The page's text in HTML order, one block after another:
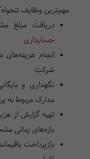
مهم‌ترین وظایف
دریافت مبلغ
حسابداری
انجام
شرکت
نگهداری و
مدارک مربوط به
تهیه گزارش از
بازه‌های زمانی
بازپرداخت